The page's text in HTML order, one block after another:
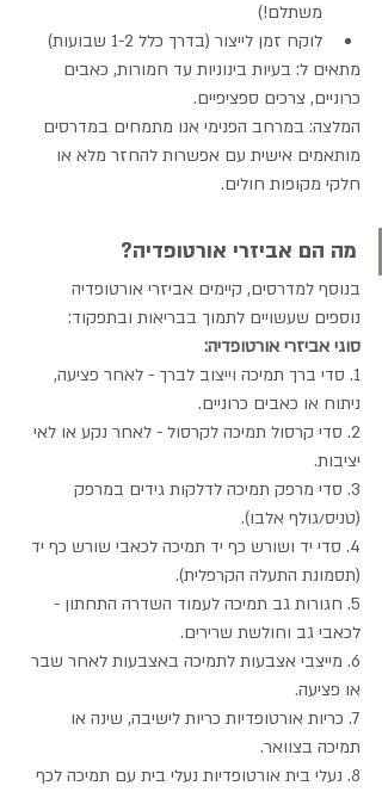
משתלם!)
לוקח זמן לייצור (בדרך כלל 1-2 שבועות)
מתאים ל: בעיות בינוניות עד חמורות, כאבים
כרוניים, צרכים ספציפיים.
המלצה: במרחב הפנימי אנו מתמחים במדרסים
מותאמים אישית עם אפשרות להחזר מלא או
חלקי מקופות חולים.
מה הם אביזרי אורטופדיה?
בנוסף למדרסים, קיימים אביזרי אורטופדיה
נוספים שעשויים לתמוך בבריאות ובתפקוד:
סוגי אביזרי אורטופדיה:
1. סדי ברך תמיכה וייצוב לברך - לאחר פציעה,
ניתוח או כאבים כרוניים.
2. סדי קרסול תמיכה לקרסול - לאחר נקע או לאי
יציבות.
3. סדי מרפק תמיכה לדלקות גידים במרפק
(טניס/גולף אלבו).
4. סדי יד ושורש כף יד תמיכה לכאבי שורש כף יד
(תסמונת התעלה הקרפלית).
5. חגורות גב תמיכה לעמוד השדרה התחתון -
לכאבי גב וחולשת שרירים.
6. מייצבי אצבעות לתמיכה באצבעות לאחר שבר
או פציעה.
7. כריות אורטופדיות כריות לישיבה, שינה או
תמיכה בצוואר.
8. נעלי בית אורטופדיות נעלי בית עם תמיכה לכף